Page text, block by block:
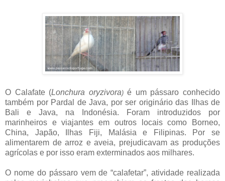
O Calafate (Lonchura oryzivora)é um pássaro conhecido
também por Pardal de Java, por ser originário das Ilhas de
Bali e Java, na Indonésia. Foram introduzidos por
marinheiros e viajantes em outros locais como Borneo,
China, Japão, Ilhas Fiji, Malásia e Filipinas. Por se
alimentarem de arroz e aveia, prejudicavam as produções
agrícolas e por isso eram exterminados aos milhares.
O nome do pássaro vem de “calafetar”, atividade realizada